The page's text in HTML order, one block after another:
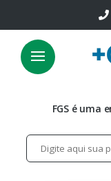
FGS é uma